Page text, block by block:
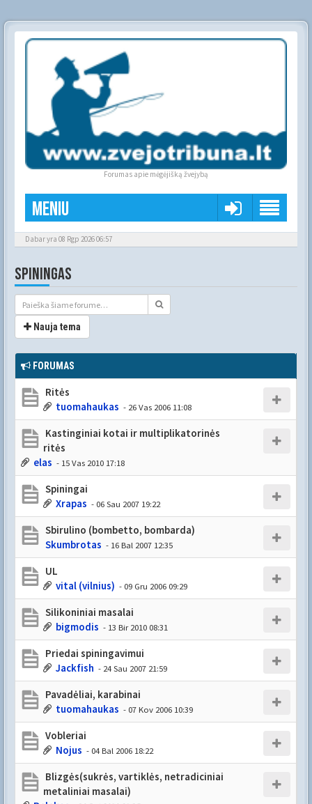
Forumas apie mėgėjišką žvejybą
Meniu
Dabar yra 08 Rgp 2026 06:57
SPININGAS
Nauja tema
FORUMAS
Ritės
tuomahaukas - 26 Vas 2006 11:08
Kastinginiai kotai ir multiplikatorinės
ritės
elas - 15 Vas 2010 17:18
Spiningai
Xrapas - 06 Sau 2007 19:22
Sbirulino (bombetto, bombarda)
Skumbrotas - 16 Bal 2007 12:35
UL
vital (vilnius) - 09 Gru 2006 09:29
Silikoniniai masalai
bigmodis - 13 Bir 2010 08:31
Priedai spiningavimui
Jackfish - 24 Sau 2007 21:59
Pavadėliai, karabinai
tuomahaukas - 07 Kov 2006 10:39
Vobleriai
Nojus - 04 Bal 2006 18:22
Blizgės(sukrės, vartiklės, netradiciniai
metaliniai masalai)